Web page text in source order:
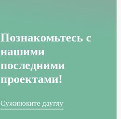
Познакомьтесь с
нашими
последними
проектами!
Сужиноките даугяу